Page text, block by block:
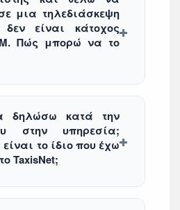
μια τηλεδιάσκεψη
είναι κάτοχος
Πώς μπορώ να το
δηλώσω κατά την
στην υπηρεσία;
το ίδιο που έχω
TaxisNet;